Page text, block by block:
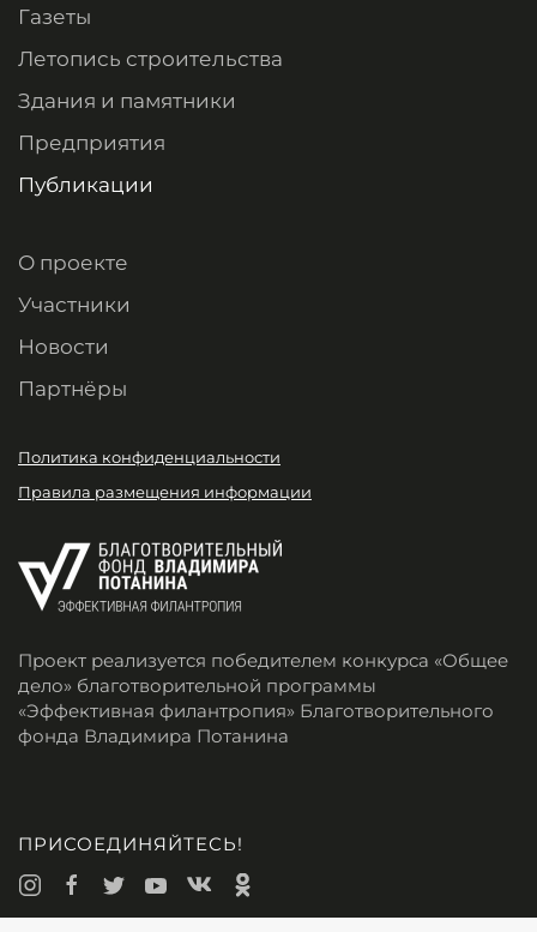
Газеты
Летопись строительства
Здания и памятники
Предприятия
Публикации
О проекте
Участники
Новости
Партнёры
Политика конфиденциальности
Правила размещения информации
Проект реализуется победителем конкурса «Общее
дело» благотворительной программы
«Эффективная филантропия» Благотворительного
фонда Владимира Потанина
ПРИСОЕДИНЯЙТЕСЬ!